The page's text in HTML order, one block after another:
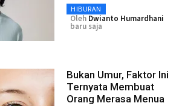
HIBURAN
Oleh Dwianto Humardhani
baru saja
Bukan Umur, Faktor Ini
Ternyata Membuat
Orang Merasa Menua